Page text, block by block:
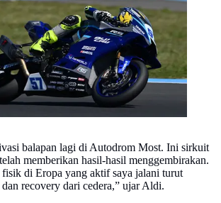
balapan lagi di Autodrom Most. Ini sirkuit
memberikan hasil-hasil menggembirakan.
fisik di Eropa yang aktif saya jalani turut
recovery dari cedera,” ujar Aldi.